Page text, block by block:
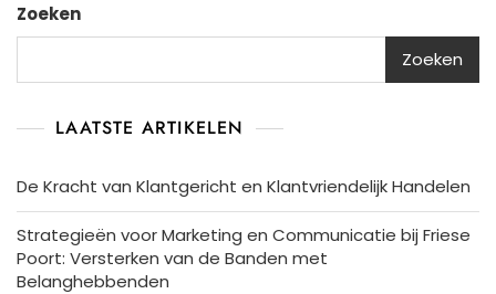
Zoeken
Zoeken
LAATSTE ARTIKELEN
De Kracht van Klantgericht en Klantvriendelijk Handelen
Strategieën voor Marketing en Communicatie bij Friese
Poort: Versterken van de Banden met
Belanghebbenden